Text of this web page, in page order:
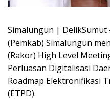
Simalungun | DelikSumut
(Pemkab) Simalungun
(Rakor) High Level
Perluasan Digitalisasi
Roadmap Elektronifikasi
(ETPD).